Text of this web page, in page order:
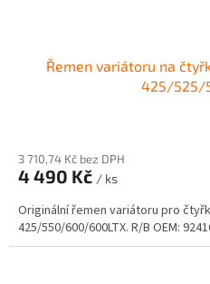
Řemen variátoru na
425/525/
3 710,74 Kč bez DPH
4 490 Kč / ks
Originální řemen variátoru pro
425/550/600/600LTX. R/B OEM: